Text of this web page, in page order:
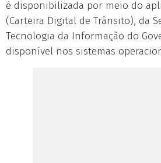
é disponibilizada por meio do
(Carteira Digital de Trânsito), da
Tecnologia da Informação do
disponível nos sistemas